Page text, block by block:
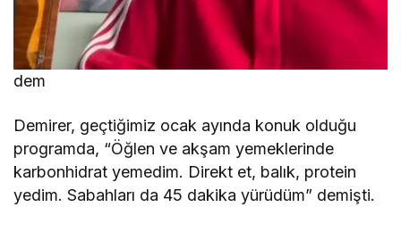
dem
Demirer, geçtiğimiz ocak ayında konuk olduğu
programda, “Öğlen ve akşam yemeklerinde
karbonhidrat yemedim. Direkt et, balık, protein
yedim. Sabahları da 45 dakika yürüdüm” demişti.